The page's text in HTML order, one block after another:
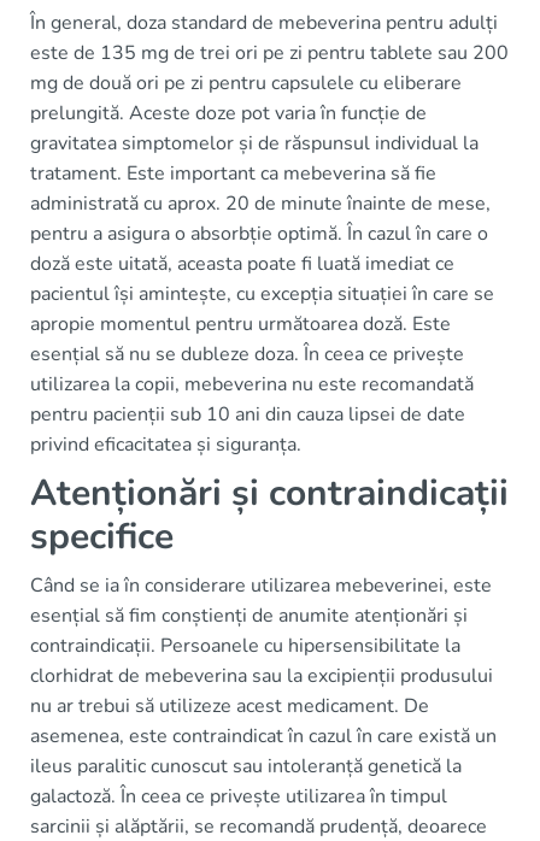
În general, doza standard de mebeverina pentru adulți
este de 135 mg de trei ori pe zi pentru tablete sau 200
mg de două ori pe zi pentru capsulele cu eliberare
prelungită. Aceste doze pot varia în funcție de
gravitatea simptomelor și de răspunsul individual la
tratament. Este important ca mebeverina să fie
administrată cu aprox. 20 de minute înainte de mese,
pentru a asigura o absorbție optimă. În cazul în care o
doză este uitată, aceasta poate fi luată imediat ce
pacientul își amintește, cu excepția situației în care se
apropie momentul pentru următoarea doză. Este
esențial să nu se dubleze doza. În ceea ce privește
utilizarea la copii, mebeverina nu este recomandată
pentru pacienții sub 10 ani din cauza lipsei de date
privind eficacitatea și siguranța.
Atenționări și contraindicații
specifice
Când se ia în considerare utilizarea mebeverinei, este
esențial să fim conștienți de anumite atenționări și
contraindicații. Persoanele cu hipersensibilitate la
clorhidrat de mebeverina sau la excipienții produsului
nu ar trebui să utilizeze acest medicament. De
asemenea, este contraindicat în cazul în care există un
ileus paralitic cunoscut sau intoleranță genetică la
galactoză. În ceea ce privește utilizarea în timpul
sarcinii și alăptării, se recomandă prudență, deoarece